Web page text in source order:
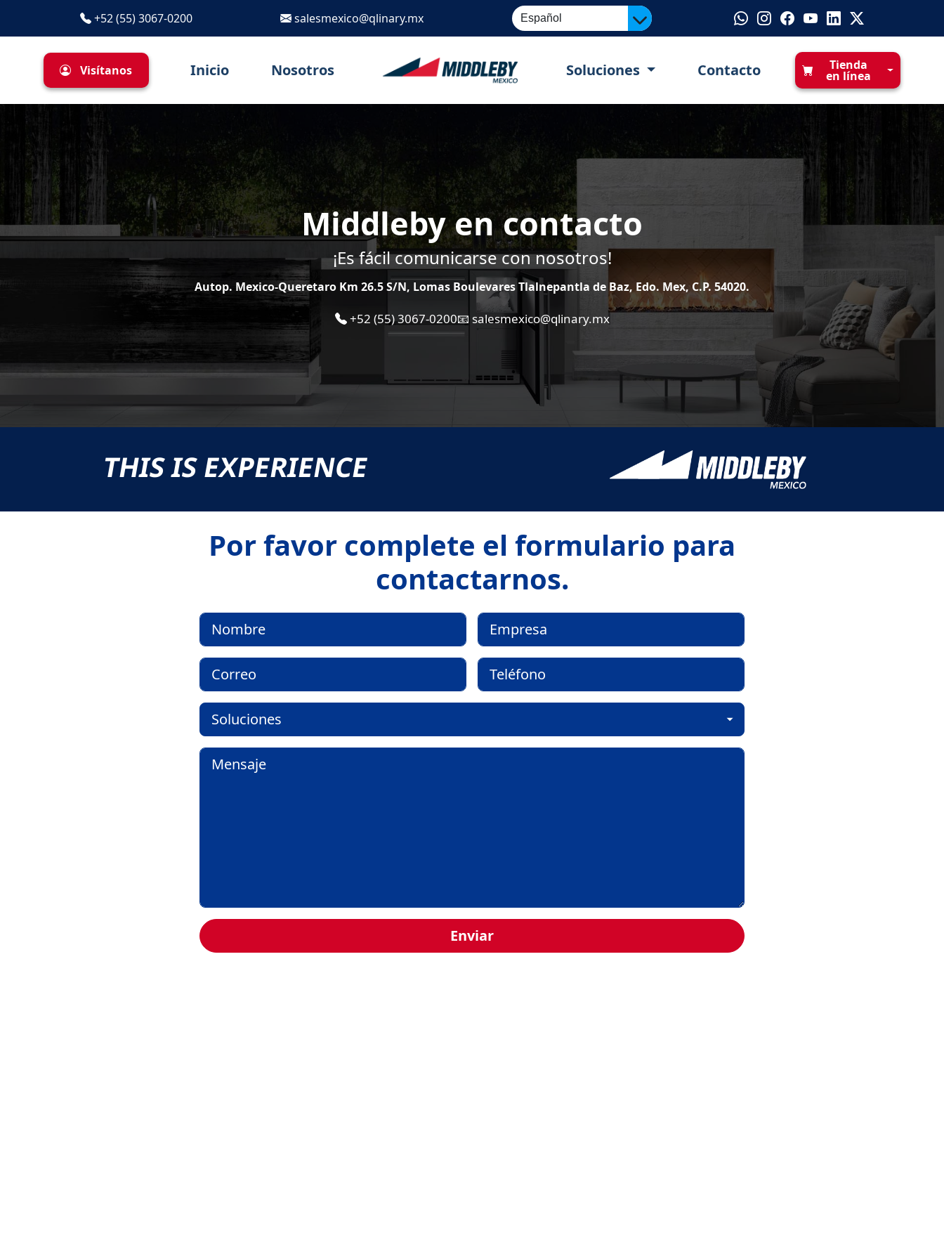
+52 (55) 3067-0200 salesmexico@qlinary.mx
Visítanos Inicio Nosotros Soluciones Contacto Tienda
en línea
Middleby en contacto
¡Es fácil comunicarse con nosotros!
Autop. Mexico-Queretaro Km 26.5 S/N, Lomas Boulevares Tlalnepantla de Baz, Edo. Mex, C.P. 54020.
+52 (55) 3067-0200📧 salesmexico@qlinary.mx
THIS IS EXPERIENCE
Por favor complete el formulario para
contactarnos.
Enviar